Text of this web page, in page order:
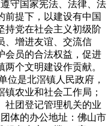
守国家宪法、法律、法
前提下，以建设有中国
持党在社会主义初级阶
、增进友谊、交流信
会员的合法权益，促进
个文明建设作贡献。
位是北滘镇人民政府，
农业和社会工作局；
社团登记管理机关的业
体的办公地址：佛山市